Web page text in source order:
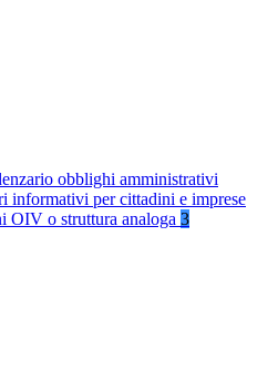
obblighi amministrativi
informativi per cittadini e imprese
OIV o struttura analoga 3